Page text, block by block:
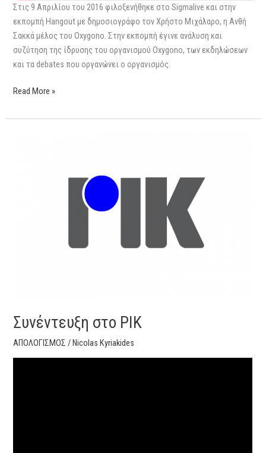
Στις 9 Απριλίου του 2016 φιλοξενήθηκε στο Sigmalive και στην
εκπομπή Hangout με δημοσιογράφο τον Χρήστο Μιχάλαρο, η Ανθή
Σακκά μέλος του Oxygono. Στην εκπομπή έγινε ανάλυση και
συζύτηση της ίδρυσης του οργανισμού Oxygono, των εκδηλώσεων
και τα debates που οργανώνει ο οργανισμός.
Read More »
Συνέντευξη στο ΡΙΚ
ΑΠΟΛΟΓΙΣΜΟΣ /Nicolas Kyriakides